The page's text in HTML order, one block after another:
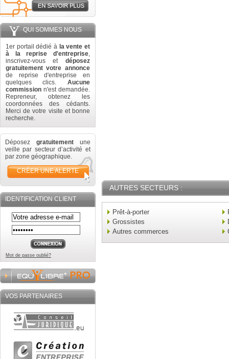
QUI SOMMES NOUS
1er portail dédié à la vente et
à la reprise d'entreprise,
inscrivez-vous et déposez
gratuitement votre annonce
de reprise d'entreprise en
quelques clics. Aucune
commission n'est demandée.
Repreneur, obtenez les
coordonnées des cédants.
Merci de votre visite et bonne
recherche.
Déposez gratuitement une
veille par secteur d’activité et
par zone géographique.
CRÉER UNE ALERTE
IDENTIFICATION CLIENT
Mot de passe oublié?
VOS PARTENAIRES
AUTRES SECTEURS :
Prêt-à-porter
Grossistes
Autres commerces